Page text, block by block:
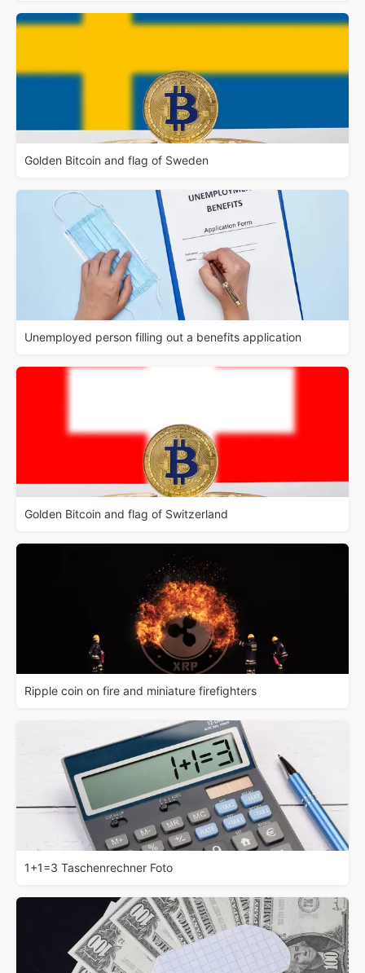
Golden Bitcoin and flag of Sweden
Unemployed person filling out a benefits application
Golden Bitcoin and flag of Switzerland
Ripple coin on fire and miniature firefighters
1+1=3 Taschenrechner Foto